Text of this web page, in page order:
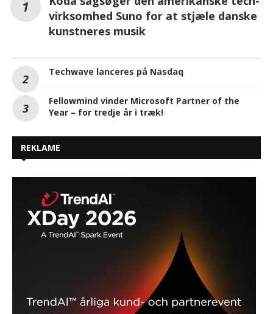
virksomhed Suno for at stjæle danske
kunstneres musik
Techwave lanceres på Nasdaq
Fellowmind vinder Microsoft Partner of the
Year – for tredje år i træk!
REKLAME